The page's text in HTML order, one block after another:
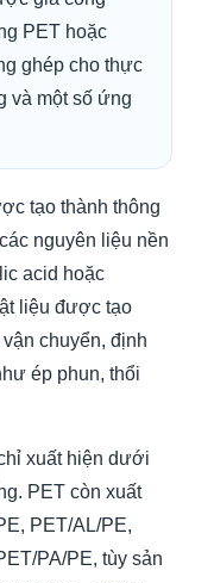
PET hoặc
ghép cho thực
và một số ứng
tạo thành thông
nguyên liệu nền
acid hoặc
liệu được tạo
chuyển, định
ép phun, thổi
xuất hiện dưới
PET còn xuất
PET/AL/PE,
PA/PE, tùy sản